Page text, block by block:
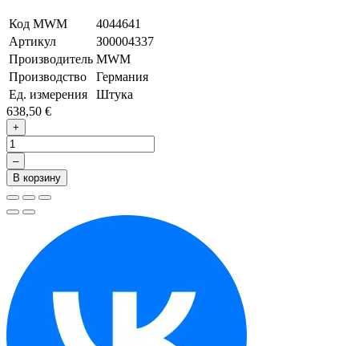
Код MWM
4044641
Артикул
З00004337
Производитель MWM
Производство
Германия
Ед. измерения
Штука
638,50 €
+
–
В корзину